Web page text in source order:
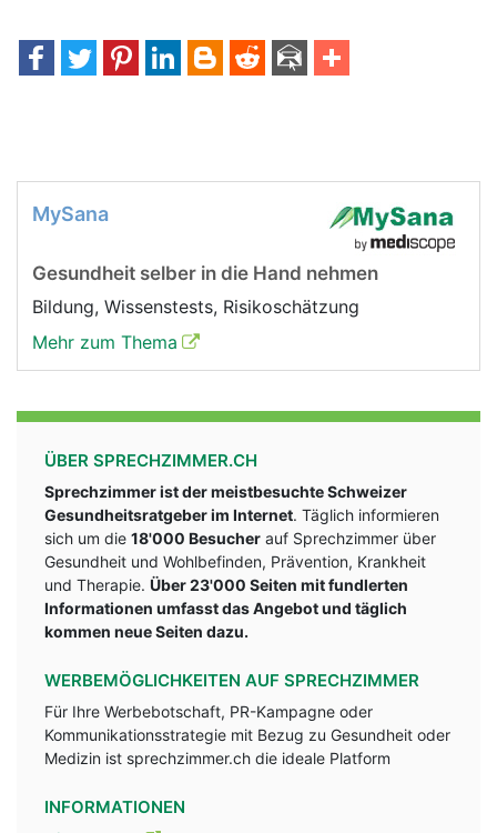
MySana
Gesundheit selber in die Hand nehmen
Bildung, Wissenstests, Risikoschätzung
Mehr zum Thema
ÜBER SPRECHZIMMER.CH
Sprechzimmer ist der meistbesuchte Schweizer
Gesundheitsratgeber im Internet. Täglich informieren
sich um die 18'000 Besucher auf Sprechzimmer über
Gesundheit und Wohlbefinden, Prävention, Krankheit
und Therapie. Über 23'000 Seiten mit fundlerten
Informationen umfasst das Angebot und täglich
kommen neue Seiten dazu.
WERBEMÖGLICHKEITEN AUF SPRECHZIMMER
Für Ihre Werbebotschaft, PR-Kampagne oder
Kommunikationsstrategie mit Bezug zu Gesundheit oder
Medizin ist sprechzimmer.ch die ideale Platform
INFORMATIONEN